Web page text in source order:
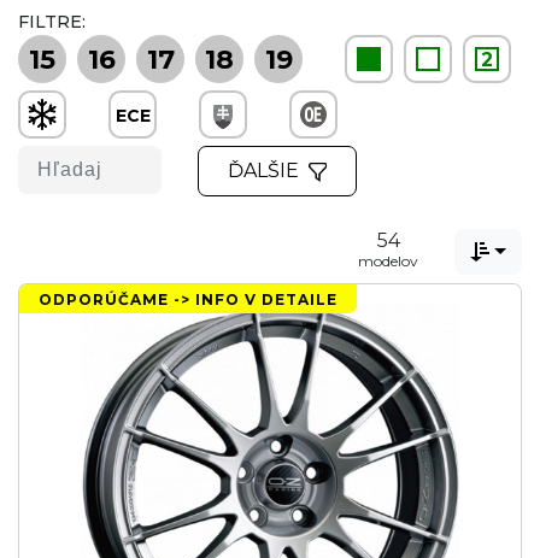
FILTRE:
15 16 17 18 19 2
ECE
ĎALŠIE
54
modelov 
ODPORÚČAME -> INFO V DETAILE